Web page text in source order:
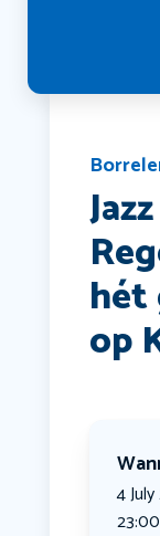
hét
op
4
23:00